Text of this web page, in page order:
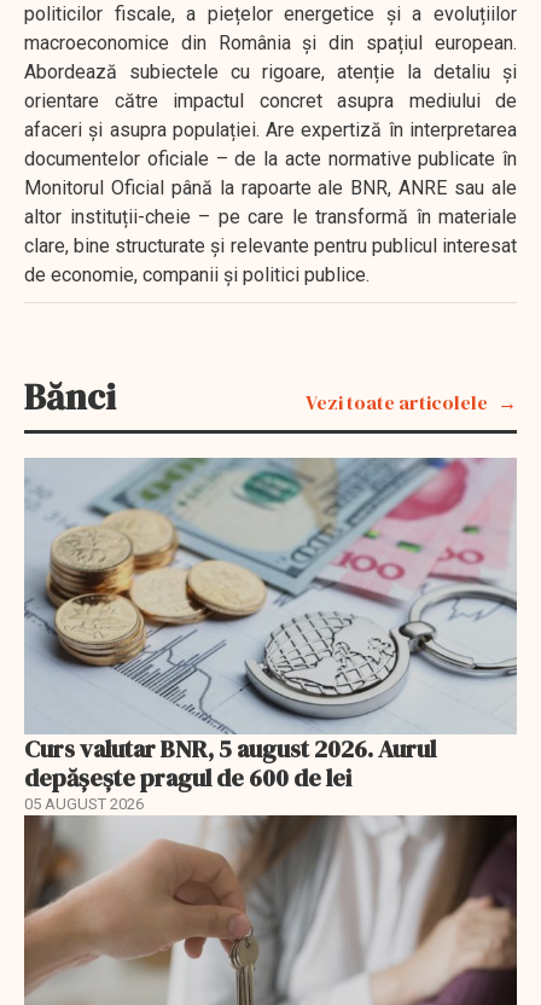
politicilor fiscale, a piețelor energetice și a evoluțiilor
macroeconomice din România și din spațiul european.
Abordează subiectele cu rigoare, atenție la detaliu și
orientare către impactul concret asupra mediului de
afaceri și asupra populației. Are expertiză în interpretarea
documentelor oficiale – de la acte normative publicate în
Monitorul Oficial până la rapoarte ale BNR, ANRE sau ale
altor instituții-cheie – pe care le transformă în materiale
clare, bine structurate și relevante pentru publicul interesat
de economie, companii și politici publice.
Bănci Vezi toate articolele
Curs valutar BNR, 5 august 2026. Aurul
depășește pragul de 600 de lei
05 AUGUST 2026